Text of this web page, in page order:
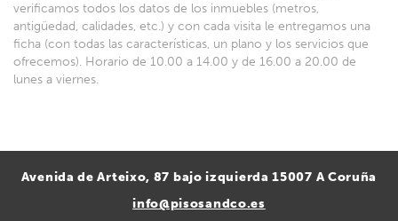
verificamos todos los datos de los inmuebles (metros,
antigüedad, calidades, etc.) y con cada visita le entregamos una
ficha (con todas las características, un plano y los servicios que
ofrecemos). Horario de 10.00 a 14.00 y de 16.00 a 20.00 de
lunes a viernes.
Avenida de Arteixo, 87 bajo izquierda 15007 A Coruña
info@pisosandco.es